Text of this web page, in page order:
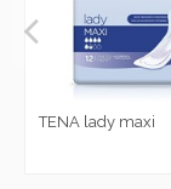
TENA lady maxi